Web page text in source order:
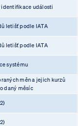
události
letišť podle IATA
letišť podle IATA
systému
měn a jejich kurzů
daný měsíc